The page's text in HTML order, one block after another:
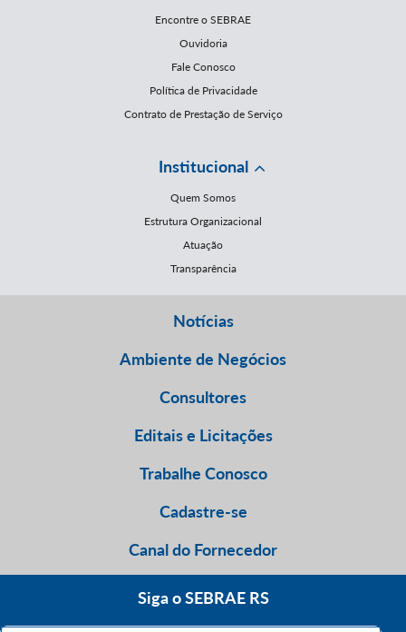
Encontre o SEBRAE
Ouvidoria
Fale Conosco
Política de Privacidade
Contrato de Prestação de Serviço
Institucional
Quem Somos
Estrutura Organizacional
Atuação
Transparência
Notícias
Ambiente de Negócios
Consultores
Editais e Licitações
Trabalhe Conosco
Cadastre-se
Canal do Fornecedor
Siga o SEBRAE RS